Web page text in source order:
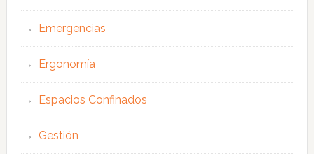
Emergencias
Ergonomía
Espacios Confinados
Gestión